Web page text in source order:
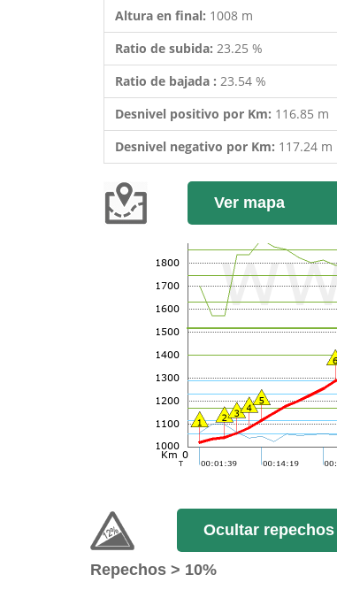
Altura en final: 1008 m
Ratio de subida: 23.25 %
Ratio de bajada : 23.54 %
Desnivel positivo por Km: 116.85 m
Desnivel negativo por Km: 117.24 m
Ver mapa
Ocultar repechos
Repechos > 10%